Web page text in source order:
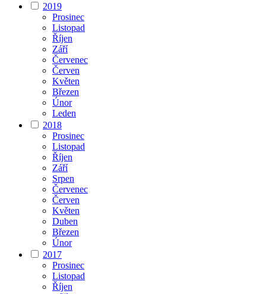
2019
Prosinec
Listopad
Říjen
Září
Červenec
Červen
Květen
Březen
Únor
Leden
2018
Prosinec
Listopad
Říjen
Září
Srpen
Červenec
Červen
Květen
Duben
Březen
Únor
2017
Prosinec
Listopad
Říjen